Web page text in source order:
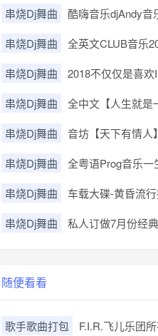
串烧Dj舞曲 酷嗨音乐djAndy音
串烧Dj舞曲 全英文CLUB音乐
串烧Dj舞曲 2018不仅仅是喜
串烧Dj舞曲 全中文【人生就是
串烧Dj舞曲 音坊【天下有情人
串烧Dj舞曲 全粤语Prog音乐
串烧Dj舞曲 车载大碟-黄昏流
串烧Dj舞曲 私人订做7月份经
随便看看
歌手歌曲打包 F.I.R.飞儿乐团